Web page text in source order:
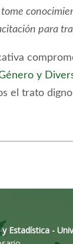
para
y
el trato
Estadística -